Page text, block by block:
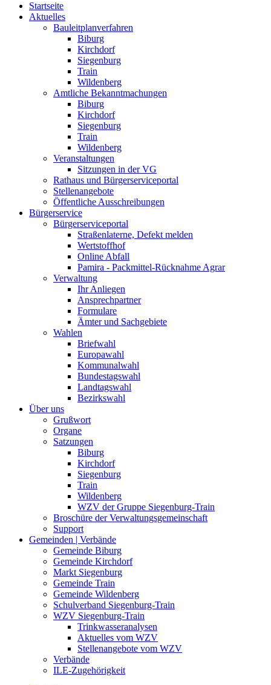
Startseite
Aktuelles
Bauleitplanverfahren
Biburg
Kirchdorf
Siegenburg
Train
Wildenberg
Amtliche Bekanntmachungen
Biburg
Kirchdorf
Siegenburg
Train
Wildenberg
Veranstaltungen
Sitzungen in der VG
Rathaus und Bürgerserviceportal
Stellenangebote
Öffentliche Ausschreibungen
Bürgerservice
Bürgerserviceportal
Straßenlaterne, Defekt melden
Wertstoffhof
Online Abfall
Pamira - Packmittel-Rücknahme Agrar
Verwaltung
Ihr Anliegen
Ansprechpartner
Formulare
Ämter und Sachgebiete
Wahlen
Briefwahl
Europawahl
Kommunalwahl
Bundestagswahl
Landtagswahl
Bezirkswahl
Über uns
Grußwort
Organe
Satzungen
Biburg
Kirchdorf
Siegenburg
Train
Wildenberg
WZV der Gruppe Siegenburg-Train
Broschüre der Verwaltungsgemeinschaft
Support
Gemeinden | Verbände
Gemeinde Biburg
Gemeinde Kirchdorf
Markt Siegenburg
Gemeinde Train
Gemeinde Wildenberg
Schulverband Siegenburg-Train
WZV Siegenburg-Train
Trinkwasseranalysen
Aktuelles vom WZV
Stellenangebote vom WZV
Verbände
ILE-Zugehörigkeit